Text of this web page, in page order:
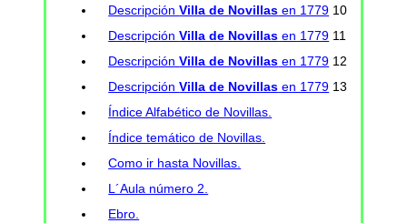
DescripciónVilla de Novillas en 1779 10
DescripciónVilla de Novillas en 1779 11
DescripciónVilla de Novillas en 1779 12
DescripciónVilla de Novillas en 1779 13
Índice Alfabético de Novillas.
Índice temático de Novillas.
Como ir hasta Novillas.
L´Aula número 2.
Ebro.